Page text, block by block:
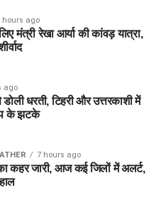
hours ago
मंत्री रेखा आर्या की कांवड़ यात्रा,
ago
धरती, टिहरी और उत्तरकाशी में
के झटके
7 hours ago
कहर जारी, आज कई जिलों में अलर्ट,